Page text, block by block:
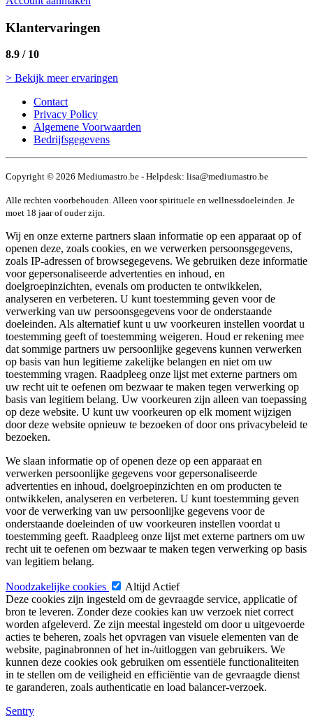
Klantervaringen
8.9 / 10
> Bekijk meer ervaringen
Contact
Privacy Policy
Algemene Voorwaarden
Bedrijfsgegevens
Copyright © 2026 Mediumastro.be - Helpdesk: lisa@mediumastro.be
Alle rechten voorbehouden. Alleen voor spirituele en wellnessdoeleinden. Je
moet 18 jaar of ouder zijn.
Wij en onze externe partners slaan informatie op een apparaat op of
openen deze, zoals cookies, en we verwerken persoonsgegevens,
zoals IP-adressen of browsegegevens. We gebruiken deze informatie
voor gepersonaliseerde advertenties en inhoud, en
doelgroepinzichten, evenals om producten te ontwikkelen,
analyseren en verbeteren. U kunt toestemming geven voor de
verwerking van uw persoonsgegevens voor de onderstaande
doeleinden. Als alternatief kunt u uw voorkeuren instellen voordat u
toestemming geeft of toestemming weigeren. Houd er rekening mee
dat sommige partners uw persoonlijke gegevens kunnen verwerken
op basis van hun legitieme zakelijke belangen en niet om uw
toestemming vragen. Raadpleeg onze lijst met externe partners om
uw recht uit te oefenen om bezwaar te maken tegen verwerking op
basis van legitiem belang. Uw voorkeuren zijn alleen van toepassing
op deze website. U kunt uw voorkeuren op elk moment wijzigen
door deze website opnieuw te bezoeken of door ons privacybeleid te
bezoeken.
We slaan informatie op of openen deze op een apparaat en
verwerken persoonlijke gegevens voor gepersonaliseerde
advertenties en inhoud, doelgroepinzichten en om producten te
ontwikkelen, analyseren en verbeteren. U kunt toestemming geven
voor de verwerking van uw persoonlijke gegevens voor de
onderstaande doeleinden of uw voorkeuren instellen voordat u
toestemming geeft. Raadpleeg onze lijst met externe partners om uw
recht uit te oefenen om bezwaar te maken tegen verwerking op basis
van legitiem belang.
Noodzakelijke cookies
Altijd Actief
Deze cookies zijn ingesteld om de gevraagde service, applicatie of
bron te leveren. Zonder deze cookies kan uw verzoek niet correct
worden afgeleverd. Ze zijn meestal ingesteld om door u uitgevoerde
acties te beheren, zoals het opvragen van visuele elementen van de
website, paginabronnen of het in-/uitloggen van gebruikers. We
kunnen deze cookies ook gebruiken om essentiële functionaliteiten
in te stellen om de veiligheid en efficiëntie van de gevraagde dienst
te garanderen, zoals authenticatie en load balancer-verzoek.
Sentry